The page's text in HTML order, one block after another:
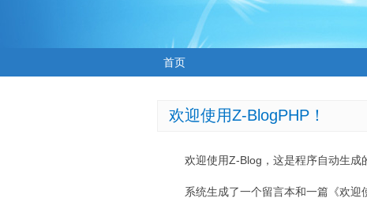
首页
欢迎使用Z-BlogPHP！
欢迎使用Z-Blog，这是程序自动生成
系统生成了一个留言本和一篇《欢迎